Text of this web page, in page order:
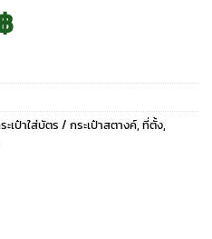
Current
price
is:
ะเป๋าใส่บัตร / กระเป๋าสตางค์, ที่ตั้ง,
- ที่เก็บบัตรติดหลังมือถือ - สี Kevlar